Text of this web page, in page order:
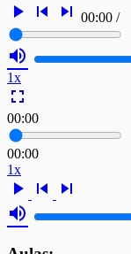
play_arrow skip_previous skip_next 00:00 /
volume_up
1x
fullscreen
00:00
00:00
1x
play_arrow skip_previous
skip_next
volume_up